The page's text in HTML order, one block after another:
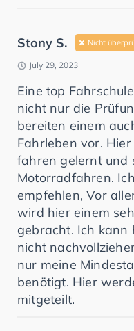
Stony S. Nicht
July 29, 2023
Eine top
nicht nur die
bereiten einem
Fahrleben vor.
fahren gelernt und
Motorradfahren.
empfehlen, Vor
wird hier einem
gebracht. Ich kann
nicht
nur meine
benötigt. Hier
mitgeteilt.